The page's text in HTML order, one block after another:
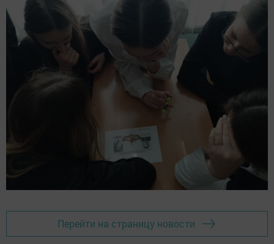
Перейти на страницу новости